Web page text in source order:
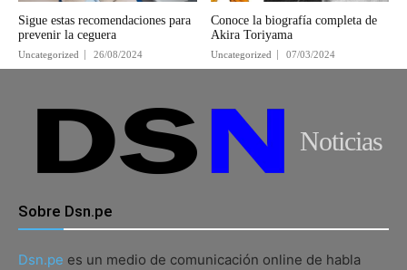
Sigue estas recomendaciones para
prevenir la ceguera
Uncategorized 26/08/2024
Conoce la biografía completa de
Akira Toriyama
Uncategorized 07/03/2024
Noticias
Sobre Dsn.pe
Dsn.pe es un medio de comunicación online de habla